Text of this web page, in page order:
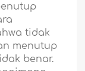
tidak
menutup
benar.